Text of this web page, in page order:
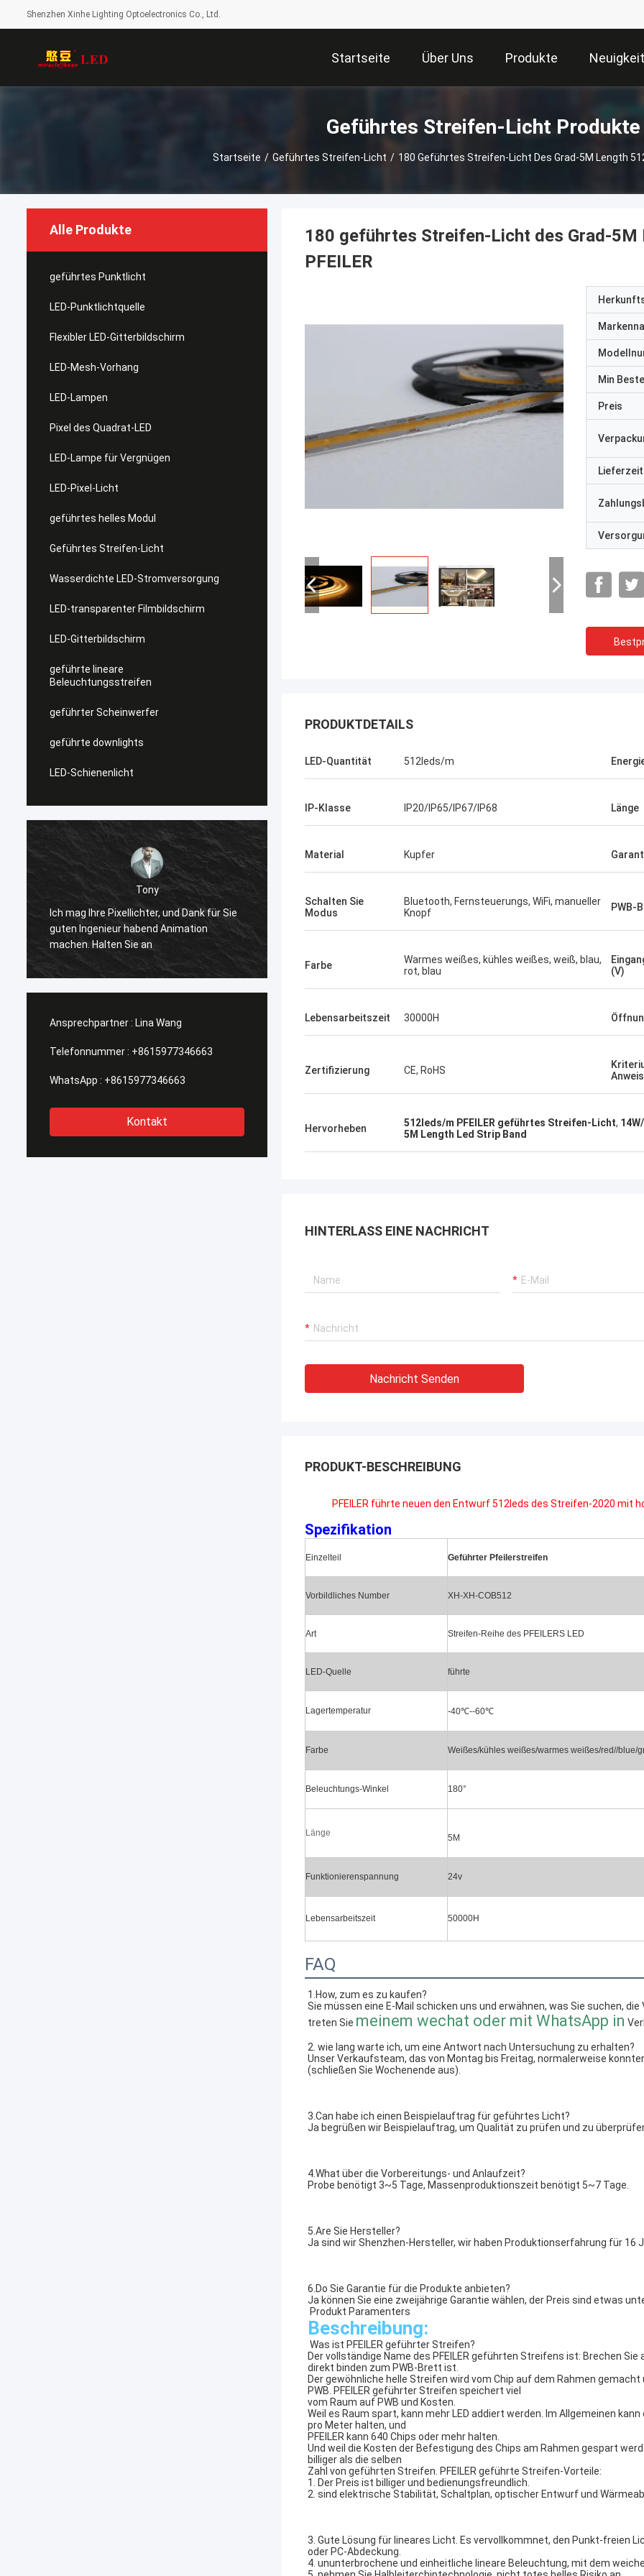
Shenzhen Xinhe Lighting Optoelectronics Co., Ltd.
Startseite Über Uns Produkte
Geführtes Streifen-Licht Produkte
Startseite / Geführtes Streifen-Licht / 180 Geführtes Streifen-Licht Des Grad-5M Length
Alle Produkte
geführtes Punktlicht
LED-Punktlichtquelle
Flexibler LED-Gitterbildschirm
LED-Mesh-Vorhang
LED-Lampen
Pixel des Quadrat-LED
LED-Lampe für Vergnügen
LED-Pixel-Licht
geführtes helles Modul
Geführtes Streifen-Licht
Wasserdichte LED-Stromversorgung
LED-transparenter Filmbildschirm
LED-Gitterbildschirm
geführte lineare
Beleuchtungsstreifen
geführter Scheinwerfer
geführte downlights
LED-Schienenlicht
Dank für Sie
Shally
Bevor gekauft, ist ein Paar ähnliche
quadratische Kopfstiefel,
winterappearance sehr hoch, weil
zusammenzupassen zu ist gut, jetzt
heraus getragen, Kaufstiefel in Phasen
Bevor gekauft, ist ein Paar ähnliche
quadratische Kopfstiefel,
heraus getragen, Kaufstiefel in Phasen
Ihre
Ansprechpartner : Lina Wang
Telefonnummer : +8615977346663
WhatsApp : +8615977346663
Kontakt
180 geführtes Streifen-Licht des Grad-
PFEILER
Min
Preis
Lieferzeit
PRODUKTDETAILS
LED-Quantität 512leds/m
IP-Klasse IP20/IP65/IP67/IP68 Länge
Material Kupfer
Schalten Sie
Modus
Bluetooth, Fernsteuerungs, WiFi, manueller
Knopf
PWB-
Farbe
Warmes weißes, kühles weißes, weiß, blau,
rot, blau
(V)
Lebensarbeitszeit 30000H
Zertifizierung CE, RoHS
Hervorheben 512leds/m PFEILER geführtes Streifen-Licht,
5M Length Led Strip Band
HINTERLASS EINE NACHRICHT
Nachricht Senden
PRODUKT-BESCHREIBUNG
PFEILER führte neuen den Entwurf 512leds des Streifen-2020 mit
Spezifikation
Einzelteil Geführter Pfeilerstreifen
Vorbildliches Number XH-XH-COB512
Art Streifen-Reihe des PFEILERS LED
LED-Quelle führte
Lagertemperatur -40℃--60℃
Farbe Weißes/kühles weißes/warmes weißes/red//blue/
Beleuchtungs-Winkel 180°
Länge 5M
Funktionierenspannung 24v
Lebensarbeitszeit 50000H
FAQ
1.How, zum es zu kaufen?
Sie müssen eine E-Mail schicken uns und erwähnen, was Sie suchen,
treten Sie meinem wechat oder mit WhatsApp in
2. wie lang warte ich, um eine Antwort nach Untersuchung zu erhalten?
Unser Verkaufsteam, das von Montag bis Freitag, normalerweise
(schließen Sie Wochenende aus).
3.Can habe ich einen Beispielauftrag für geführtes Licht?
Ja begrüßen wir Beispielauftrag, um Qualität zu prüfen und zu
4.What über die Vorbereitungs- und Anlaufzeit?
Probe benötigt 3~5 Tage, Massenproduktionszeit benötigt 5~7 Tage.
5.Are Sie Hersteller?
Ja sind wir Shenzhen-Hersteller, wir haben Produktionserfahrung für 16
6.Do Sie Garantie für die Produkte anbieten?
Ja können Sie eine zweijährige Garantie wählen, der Preis sind etwas
Produkt Paramenters
Beschreibung:
Was ist PFEILER geführter Streifen?
Der vollständige Name des PFEILER geführten Streifens ist: Brechen
direkt binden zum PWB-Brett ist.
Der gewöhnliche helle Streifen wird vom Chip auf dem Rahmen
PWB. PFEILER geführter Streifen speichert viel
vom Raum auf PWB und Kosten.
Weil es Raum spart, kann mehr LED addiert werden. Im Allgemeinen
pro Meter halten, und
PFEILER kann 640 Chips oder mehr halten.
Und weil die Kosten der Befestigung des Chips am Rahmen gespart
billiger als die selben
Zahl von geführten Streifen. PFEILER geführte Streifen-Vorteile:
1. Der Preis ist billiger und bedienungsfreundlich.
2. sind elektrische Stabilität, Schaltplan, optischer Entwurf und
3. Gute Lösung für lineares Licht. Es vervollkommnet, den Punkt-freien
oder PC-Abdeckung.
4. ununterbrochene und einheitliche lineare Beleuchtung, mit dem